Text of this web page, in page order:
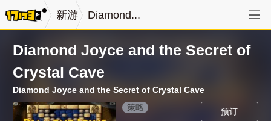
新游 Diamond...
Diamond Joyce and the Secret of
Crystal Cave
Diamond Joyce and the Secret of Crystal Cave
预订
策略